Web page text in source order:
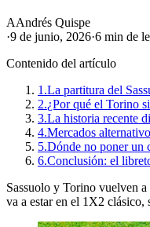
AAndrés Quispe
·9 de junio, 2026·6 min de
Contenido del artículo
1.La partitura del
2.¿Por qué el Torino
3.La historia recente
4.Mercados
5.Dónde no poner un
6.Conclusión: el
Sassuolo y Torino vuelven
va a estar en el 1X2 clásico,